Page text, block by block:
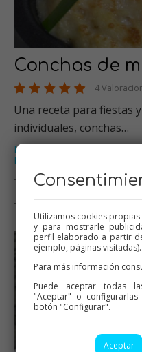
Conchas de
4
Una receta para fiestas
individuales, conchas…
Pescados
Masas con bechamel
Utilizamos cookies
y para mostrarle
perfil elaborado a partir
ejemplo, páginas visitadas).
Para más información
Puede aceptar todas
"Aceptar" o
botón "Configurar".
Aceptar